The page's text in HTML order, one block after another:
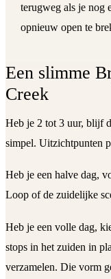
terugweg als je nog
opnieuw open te
Een slimme
Creek
Heb je 2 tot 3 uur, blijf
simpel. Uitzichtpunten
Heb je een halve dag,
Loop of de zuidelijke
Heb je een volle dag,
stops in het zuiden in
verzamelen. Die vorm